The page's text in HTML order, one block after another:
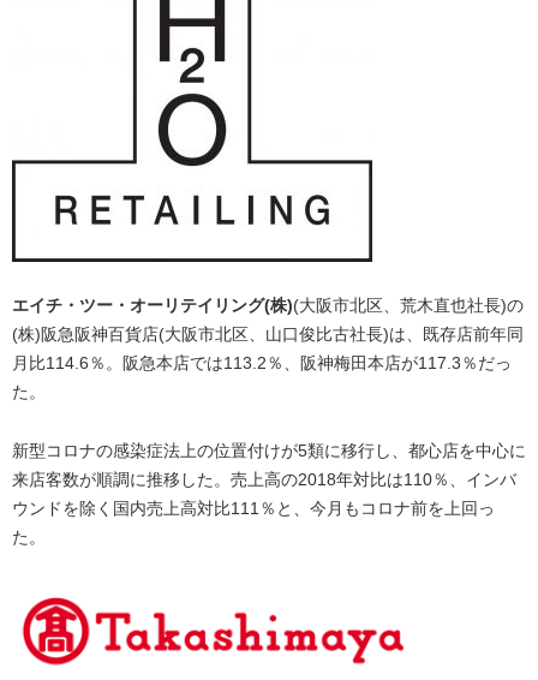
エイチ・ツー・オーリテイリング(株)(大阪市北区、荒木直也社長)の
(株)阪急阪神百貨店(大阪市北区、山口俊比古社長)は、既存店前年同
月比114.6％。阪急本店では113.2％、阪神梅田本店が117.3％だっ
た。
新型コロナの感染症法上の位置付けが5類に移行し、都心店を中心に
来店客数が順調に推移した。売上高の2018年対比は110％、インバ
ウンドを除く国内売上高対比111％と、今月もコロナ前を上回っ
た。